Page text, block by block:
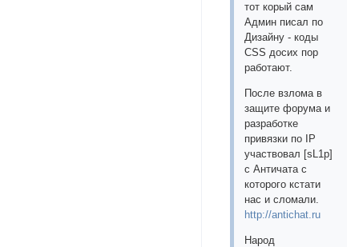
тот корый сам
Админ писал по
Дизайну - коды
CSS досих пор
работают.
После взлома в
защите форума и
разработке
привязки по IP
участвовал [sL1p]
с Античата с
которого кстати
нас и сломали.
http://antichat.ru
Народ